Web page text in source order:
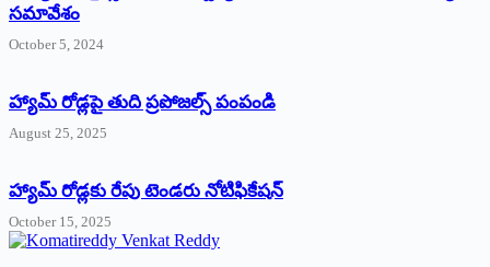
సమావేశం
October 5, 2024
హ్యామ్‌ రోడ్లపై తుది ప్రపోజల్స్‌ పంపండి
August 25, 2025
హ్యామ్‌ రోడ్లకు రేపు టెండరు నోటిఫికేషన్‌
October 15, 2025